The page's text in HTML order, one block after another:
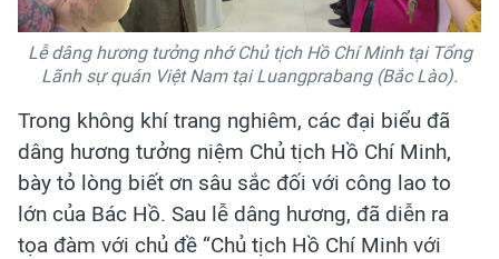
Lễ dâng hương tưởng nhớ Chủ tịch Hồ Chí Minh tại Tổng
Lãnh sự quán Việt Nam tại Luangprabang (Bắc Lào).
Trong không khí trang nghiêm, các đại biểu đã
dâng hương tưởng niệm Chủ tịch Hồ Chí Minh,
bày tỏ lòng biết ơn sâu sắc đối với công lao to
lớn của Bác Hồ. Sau lễ dâng hương, đã diễn ra
tọa đàm với chủ đề “Chủ tịch Hồ Chí Minh với